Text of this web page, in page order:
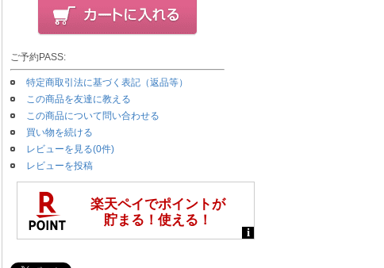
ご予約PASS:
特定商取引法に基づく表記（返品等）
この商品を友達に教える
この商品について問い合わせる
買い物を続ける
レビューを見る(0件)
レビューを投稿